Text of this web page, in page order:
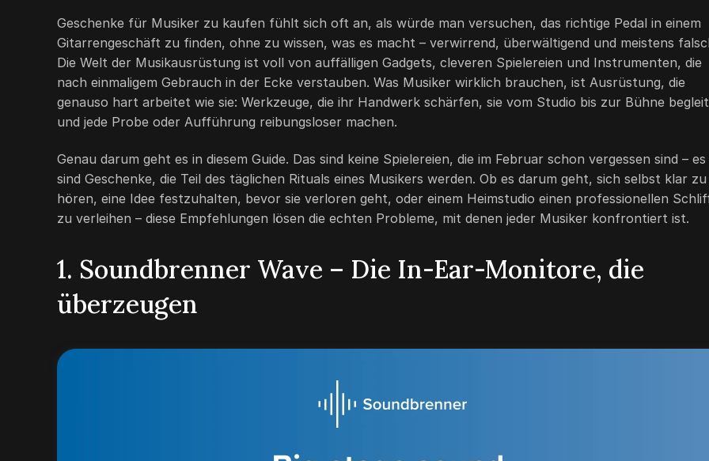
Geschenke für Musiker zu kaufen fühlt sich oft an, als würde man versuchen, das richtige Pedal in einem
Gitarrengeschäft zu finden, ohne zu wissen, was es macht – verwirrend, überwältigend und meistens
Die Welt der Musikausrüstung ist voll von auffälligen Gadgets, cleveren Spielereien und Instrumenten, die
nach einmaligem Gebrauch in der Ecke verstauben. Was Musiker wirklich brauchen, ist Ausrüstung, die
genauso hart arbeitet wie sie: Werkzeuge, die ihr Handwerk schärfen, sie vom Studio bis zur Bühne
und jede Probe oder Aufführung reibungsloser machen.
Genau darum geht es in diesem Guide. Das sind keine Spielereien, die im Februar schon vergessen sind – es
sind Geschenke, die Teil des täglichen Rituals eines Musikers werden. Ob es darum geht, sich selbst klar zu
hören, eine Idee festzuhalten, bevor sie verloren geht, oder einem Heimstudio einen professionellen
zu verleihen – diese Empfehlungen lösen die echten Probleme, mit denen jeder Musiker konfrontiert ist.
1. Soundbrenner Wave – Die In-Ear-Monitore, die
überzeugen